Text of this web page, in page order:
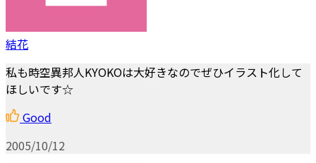
結花
私も時空異邦人KYOKOは大好きなのでぜひイラスト化して
ほしいです☆
Good
2005/10/12